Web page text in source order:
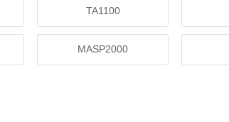
TA1100
MASP2000